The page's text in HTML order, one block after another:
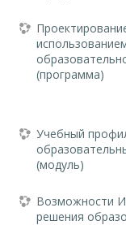
(программа)
Учебный
(модуль)
Возможности
решения